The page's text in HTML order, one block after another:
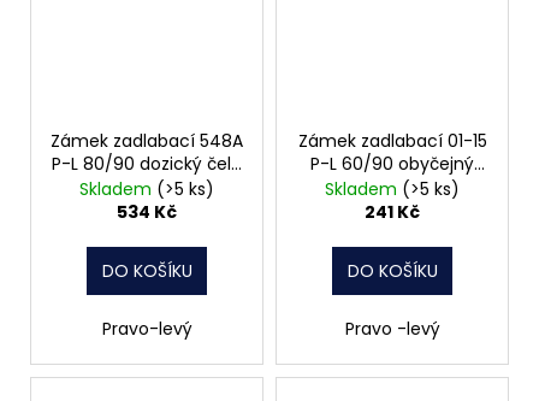
Zámek zadlabací 548A
P-L 80/90 dozický čelo
22mm Hobes
Skladem (>5 ks)
534 Kč
DO KOŠÍKU
Pravo-levý
Zámek zadlabací 01-15
P-L 60/90 obyčejný
čelo 20mm Hobes
Skladem (>5 ks)
241 Kč
DO KOŠÍKU
Pravo -levý